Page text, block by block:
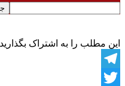
این مطلب را به اشتراک
Telegram